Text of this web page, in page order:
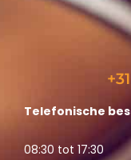
Telefonische
08:30 tot 17:30